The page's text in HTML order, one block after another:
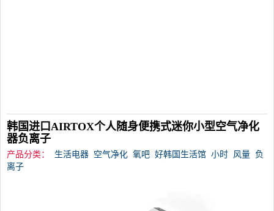
韩国进口AIRTOX个人随身便携式迷你小型空气净化
器负离子
产品分类： 生活电器 空气净化 氧吧 好韩国生活馆 小时 风量 负
离子